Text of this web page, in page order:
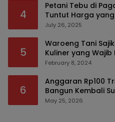
4
Petani Tebu di
Tuntut Harga
July 26, 2025
5
Waroeng Tani
Kuliner yang
February 8, 2024
6
Anggaran Rp100
Bangun Kembali
Bencana Bakal
May 25, 2026